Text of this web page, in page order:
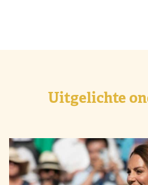
Uitgelichte